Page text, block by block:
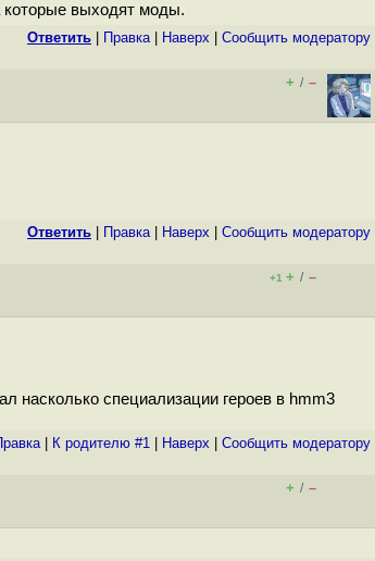
которые выходят моды.
Ответить Правка| Наверх Cообщить модератору
+ / –
Ответить Правка| Наверх Cообщить модератору
+1 + / –
насколько специализации героев в hmm3
| К родителю #1 Наверх Cообщить модератору
+ / –